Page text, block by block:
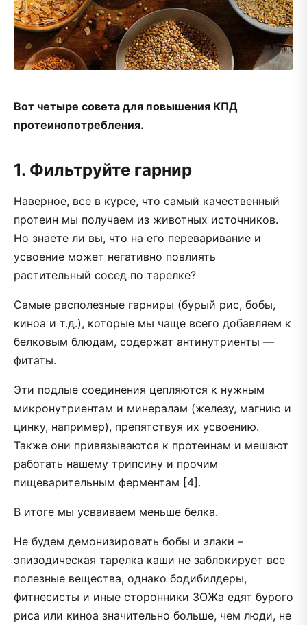
Вот четыре совета для повышения КПД
протеинопотребления.
1. Фильтруйте гарнир
Наверное, все в курсе, что самый качественный
протеин мы получаем из животных источников.
Но знаете ли вы, что на его переваривание и
усвоение может негативно повлиять
растительный сосед по тарелке?
Самые располезные гарниры (бурый рис, бобы,
киноа и т.д.), которые мы чаще всего добавляем к
белковым блюдам, содержат антинутриенты —
фитаты.
Эти подлые соединения цепляются к нужным
микронутриентам и минералам (железу, магнию и
цинку, например), препятствуя их усвоению.
Также они привязываются к протеинам и мешают
работать нашему трипсину и прочим
пищеварительным ферментам [4].
В итоге мы усваиваем меньше белка.
Не будем демонизировать бобы и злаки –
эпизодическая тарелка каши не заблокирует все
полезные вещества, однако бодибилдеры,
фитнесисты и иные сторонники ЗОЖа едят бурого
риса или киноа значительно больше, чем люди, не